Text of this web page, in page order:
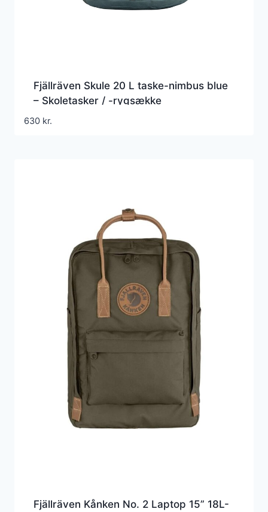
Fjällräven Skule 20 L taske-nimbus blue
– Skoletasker / -rygsække
630 kr.
Fjällräven Kånken No. 2 Laptop 15” 18L-